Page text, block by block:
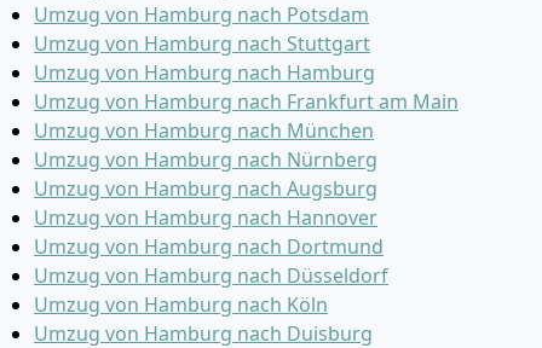
Umzug von Hamburg nach Potsdam
Umzug von Hamburg nach Stuttgart
Umzug von Hamburg nach Hamburg
Umzug von Hamburg nach Frankfurt am Main
Umzug von Hamburg nach München
Umzug von Hamburg nach Nürnberg
Umzug von Hamburg nach Augsburg
Umzug von Hamburg nach Hannover
Umzug von Hamburg nach Dortmund
Umzug von Hamburg nach Düsseldorf
Umzug von Hamburg nach Köln
Umzug von Hamburg nach Duisburg